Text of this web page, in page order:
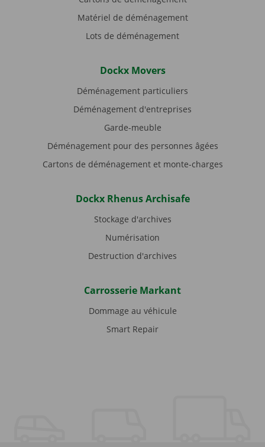
Matériel de déménagement
Lots de déménagement
Dockx Movers
Déménagement particuliers
Déménagement d'entreprises
Garde-meuble
Déménagement pour des personnes âgées
Cartons de déménagement et monte-charges
Dockx Rhenus Archisafe
Stockage d'archives
Numérisation
Destruction d'archives
Carrosserie Markant
Dommage au véhicule
Smart Repair